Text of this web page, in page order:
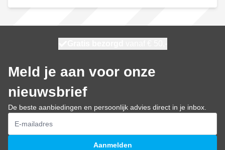
Meld je aan voor onze
nieuwsbrief
De beste aanbiedingen en persoonlijk advies direct in je inbox.
E-mailadres
Aanmelden